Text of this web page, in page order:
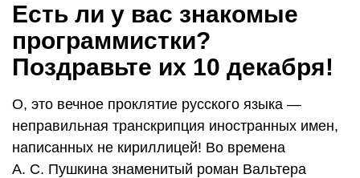
Есть ли у вас знакомые
программистки?
Поздравьте их 10 декабря!
О, это вечное проклятие русского языка —
неправильная транскрипция иностранных имен,
написанных не кириллицей! Во времена
А. С. Пушкина знаменитый роман Вальтера